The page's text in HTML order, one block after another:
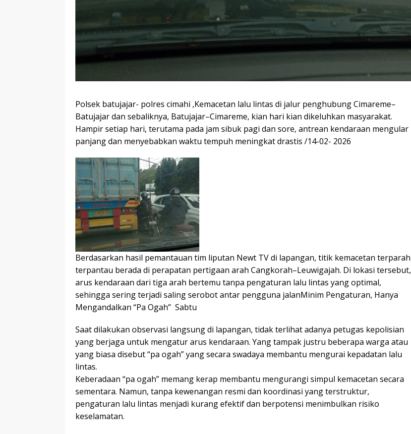
Polsek batujajar- polres cimahi ,Kemacetan lalu lintas di jalur penghubung Cimareme–
Batujajar dan sebaliknya, Batujajar–Cimareme, kian hari kian dikeluhkan masyarakat.
Hampir setiap hari, terutama pada jam sibuk pagi dan sore, antrean kendaraan mengular
panjang dan menyebabkan waktu tempuh meningkat drastis /14-02- 2026
Berdasarkan hasil pemantauan tim liputan Newt TV di lapangan, titik kemacetan terparah
terpantau berada di perapatan pertigaan arah Cangkorah–Leuwigajah. Di lokasi tersebut,
arus kendaraan dari tiga arah bertemu tanpa pengaturan lalu lintas yang optimal,
sehingga sering terjadi saling serobot antar pengguna jalanMinim Pengaturan, Hanya
Mengandalkan “Pa Ogah” Sabtu
Saat dilakukan observasi langsung di lapangan, tidak terlihat adanya petugas kepolisian
yang berjaga untuk mengatur arus kendaraan. Yang tampak justru beberapa warga atau
yang biasa disebut “pa ogah” yang secara swadaya membantu mengurai kepadatan lalu
lintas.
Keberadaan “pa ogah” memang kerap membantu mengurangi simpul kemacetan secara
sementara. Namun, tanpa kewenangan resmi dan koordinasi yang terstruktur,
pengaturan lalu lintas menjadi kurang efektif dan berpotensi menimbulkan risiko
keselamatan.